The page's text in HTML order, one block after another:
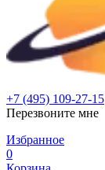
+7 (495) 109-27-15
Перезвоните мне
Избранное
0